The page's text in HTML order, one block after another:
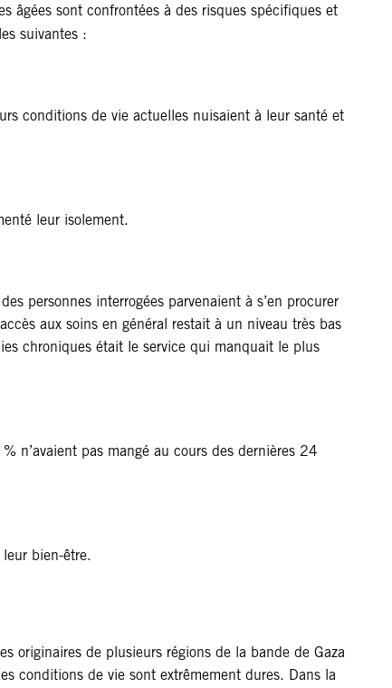
âgées sont confrontées à des risques spécifiques et
suivantes :
conditions de vie actuelles nuisaient à leur santé et
leur isolement.
personnes interrogées parvenaient à s’en procurer
aux soins en général restait à un niveau très bas
chroniques était le service qui manquait le plus
n’avaient pas mangé au cours des dernières 24
bien-être.
originaires de plusieurs régions de la bande de Gaza
conditions de vie sont extrêmement dures. Dans la